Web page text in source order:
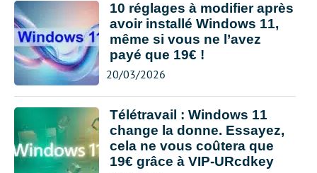
10 réglages à modifier après
avoir installé Windows 11,
même si vous ne l’avez
payé que 19€ !
20/03/2026
Télétravail : Windows 11
change la donne. Essayez,
cela ne vous coûtera que
19€ grâce à VIP-URcdkey